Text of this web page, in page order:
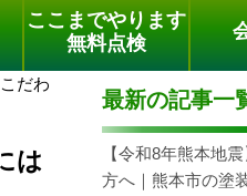
ここまでやります
無料点検
だわ
は
最新の記事一
【令和8年熊本地
方へ｜熊本市の塗